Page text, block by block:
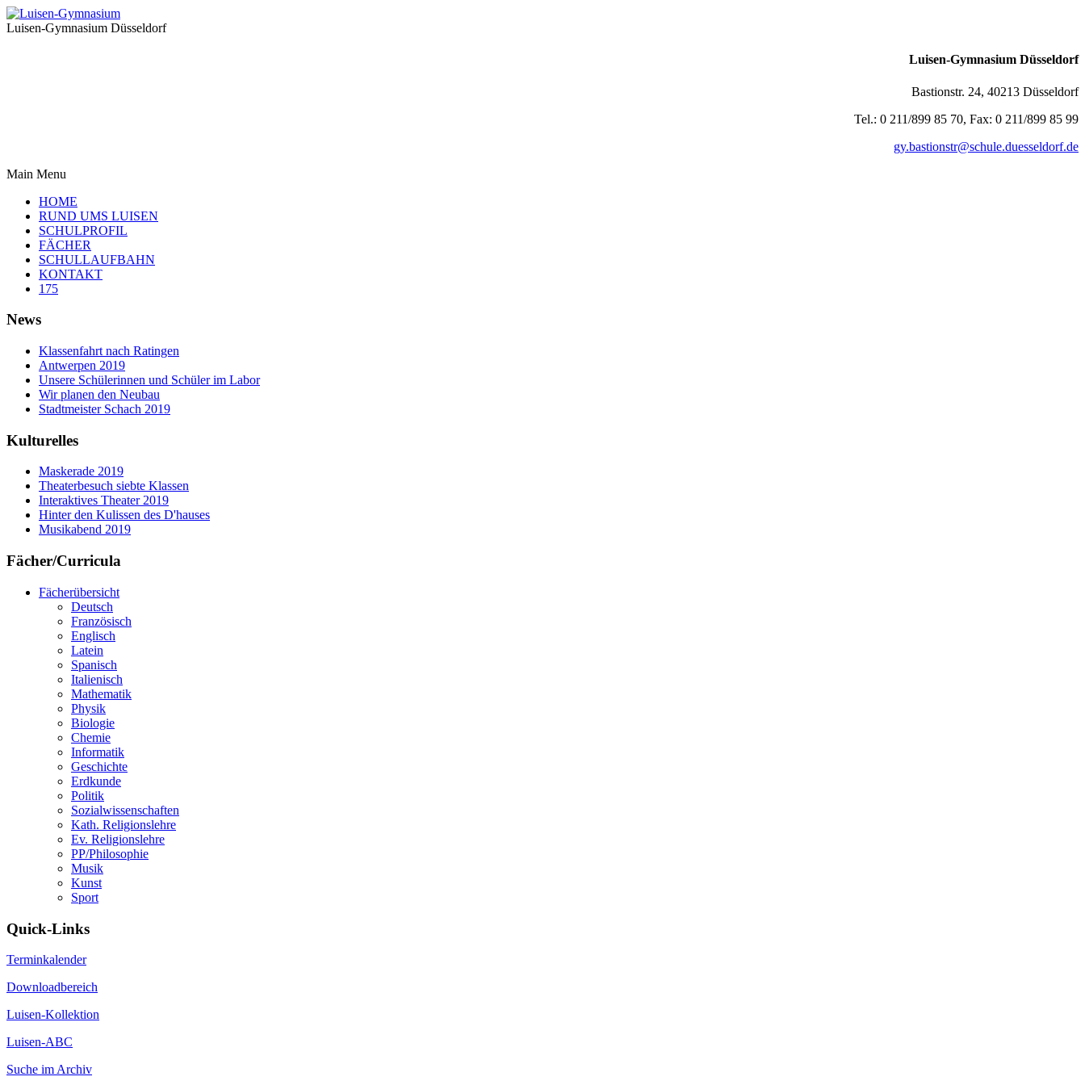
Luisen-Gymnasium Düsseldorf
Luisen-Gymnasium Düsseldorf
Bastionstr. 24, 40213 Düsseldorf
Tel.: 0 211/899 85 70, Fax: 0 211/899 85 99
gy.bastionstr@schule.duesseldorf.de
Main Menu
HOME
RUND UMS LUISEN
SCHULPROFIL
FÄCHER
SCHULLAUFBAHN
KONTAKT
175
News
Klassenfahrt nach Ratingen
Antwerpen 2019
Unsere Schülerinnen und Schüler im Labor
Wir planen den Neubau
Stadtmeister Schach 2019
Kulturelles
Maskerade 2019
Theaterbesuch siebte Klassen
Interaktives Theater 2019
Hinter den Kulissen des D'hauses
Musikabend 2019
Fächer/Curricula
Fächerübersicht
Deutsch
Französisch
Englisch
Latein
Spanisch
Italienisch
Mathematik
Physik
Biologie
Chemie
Informatik
Geschichte
Erdkunde
Politik
Sozialwissenschaften
Kath. Religionslehre
Ev. Religionslehre
PP/Philosophie
Musik
Kunst
Sport
Quick-Links
Terminkalender
Downloadbereich
Luisen-Kollektion
Luisen-ABC
Suche im Archiv